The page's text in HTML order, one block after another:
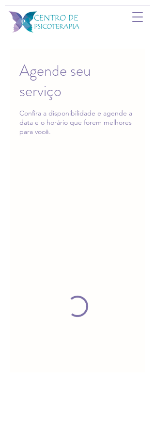
Agende seu
serviço
Confira a disponibilidade e agende a
data e o horário que forem melhores
para você.